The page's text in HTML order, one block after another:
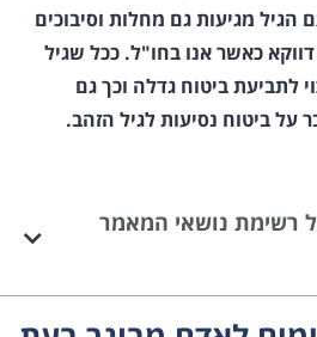
הגיל מגיעות גם מחלות וסיבוכים
כאשר אנו בחו"ל. ככל שגיל
לתביעת ביטוח גדלה וכך גם
על ביטוח נסיעות לגיל הזהב.
רשימת נושאי המאמר